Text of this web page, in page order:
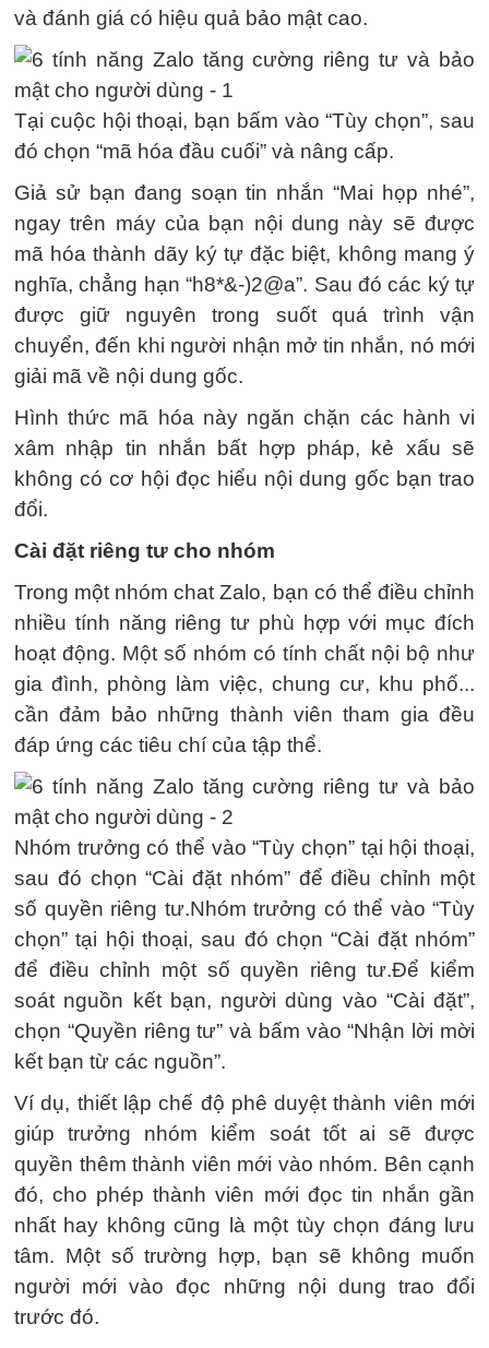
và đánh giá có hiệu quả bảo mật cao.
Tại cuộc hội thoại, bạn bấm vào “Tùy chọn”, sau
đó chọn “mã hóa đầu cuối” và nâng cấp.
Giả sử bạn đang soạn tin nhắn “Mai họp nhé”,
ngay trên máy của bạn nội dung này sẽ được
mã hóa thành dãy ký tự đặc biệt, không mang ý
nghĩa, chẳng hạn “h8*&-)2@a”. Sau đó các ký tự
được giữ nguyên trong suốt quá trình vận
chuyển, đến khi người nhận mở tin nhắn, nó mới
giải mã về nội dung gốc.
Hình thức mã hóa này ngăn chặn các hành vi
xâm nhập tin nhắn bất hợp pháp, kẻ xấu sẽ
không có cơ hội đọc hiểu nội dung gốc bạn trao
đổi.
Cài đặt riêng tư cho nhóm
Trong một nhóm chat Zalo, bạn có thể điều chỉnh
nhiều tính năng riêng tư phù hợp với mục đích
hoạt động. Một số nhóm có tính chất nội bộ như
gia đình, phòng làm việc, chung cư, khu phố...
cần đảm bảo những thành viên tham gia đều
đáp ứng các tiêu chí của tập thể.
Nhóm trưởng có thể vào “Tùy chọn” tại hội thoại,
sau đó chọn “Cài đặt nhóm” để điều chỉnh một
số quyền riêng tư.Nhóm trưởng có thể vào “Tùy
chọn” tại hội thoại, sau đó chọn “Cài đặt nhóm”
để điều chỉnh một số quyền riêng tư.Để kiểm
soát nguồn kết bạn, người dùng vào “Cài đặt”,
chọn “Quyền riêng tư” và bấm vào “Nhận lời mời
kết bạn từ các nguồn”.
Ví dụ, thiết lập chế độ phê duyệt thành viên mới
giúp trưởng nhóm kiểm soát tốt ai sẽ được
quyền thêm thành viên mới vào nhóm. Bên cạnh
đó, cho phép thành viên mới đọc tin nhắn gần
nhất hay không cũng là một tùy chọn đáng lưu
tâm. Một số trường hợp, bạn sẽ không muốn
người mới vào đọc những nội dung trao đổi
trước đó.